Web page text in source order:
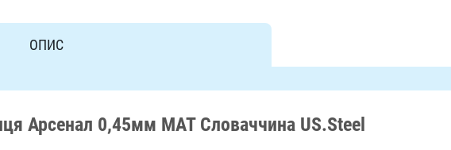
ОПИС
Арсенал 0,45мм МАТ Словаччина US.Steel